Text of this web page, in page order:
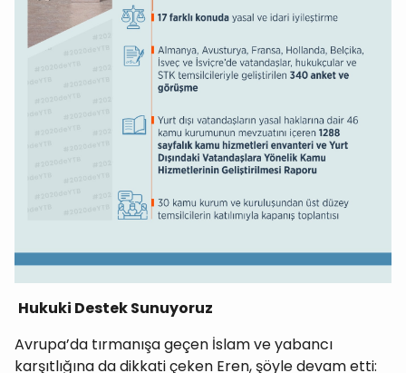
Hukuki Destek Sunuyoruz
Avrupa’da tırmanışa geçen İslam ve yabancı
karşıtlığına da dikkati çeken Eren, şöyle devam etti: